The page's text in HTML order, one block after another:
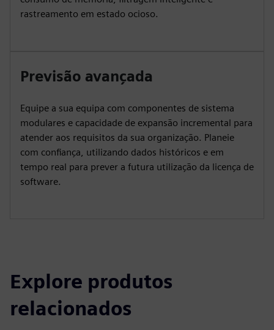
rastreamento em estado ocioso.
Previsão avançada
Equipe a sua equipa com componentes de sistema
modulares e capacidade de expansão incremental para
atender aos requisitos da sua organização. Planeie
com confiança, utilizando dados históricos e em
tempo real para prever a futura utilização da licença de
software.
Explore produtos
relacionados